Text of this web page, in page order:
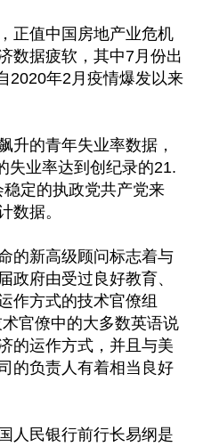
正值中国房地产业危机
数据疲软，其中7月份出
2020年2月疫情爆发以来
升的青年失业率数据，
失业率达到创纪录的21.
定的执政党共产党来
数据。
的新高级顾问标志着与
政府由受过良好教育、
作方式的技术官僚组
官僚中的大多数英语说
的运作方式，并且与美
的负责人有着相当良好
人民银行前行长易纲是